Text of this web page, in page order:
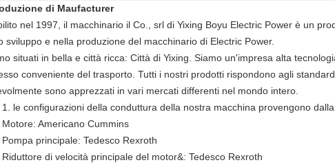
di Maufacturer
nel 1997, il macchinario il Co., srl di Yixing Boyu Electric Power è un
sviluppo e nella produzione del macchinario di Electric Power.
situati in bella e città ricca: Città di Yixing. Siamo un'impresa alta
conveniente del trasporto. Tutti i nostri prodotti rispondono agli
sono apprezzati in vari mercati differenti nel mondo intero.
configurazioni della conduttura della nostra macchina provengono dalla
Americano Cummins
principale: Tedesco Rexroth
di velocità principale del motor&: Tedesco Rexroth